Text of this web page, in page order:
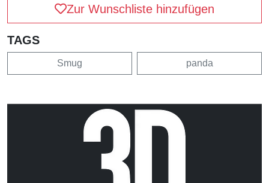
Zur Wunschliste hinzufügen
TAGS
Smug panda